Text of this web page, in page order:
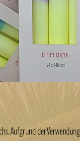
Aufgrund der